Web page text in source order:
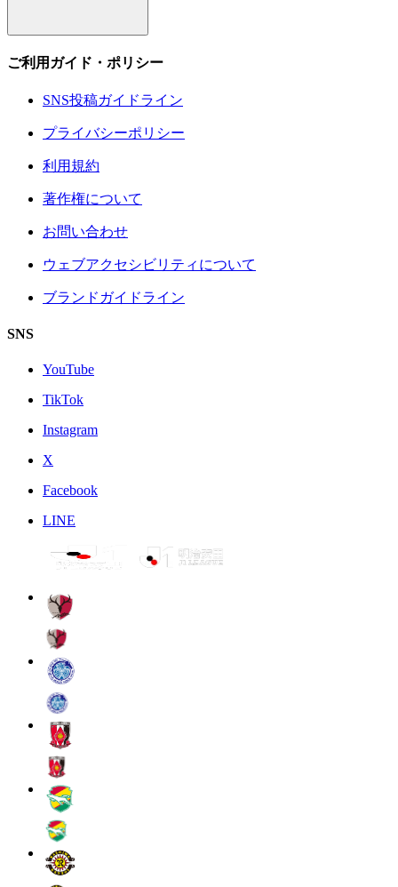
ご利用ガイド・ポリシー
SNS投稿ガイドライン
プライバシーポリシー
利用規約
著作権について
お問い合わせ
ウェブアクセシビリティについて
ブランドガイドライン
SNS
YouTube
TikTok
Instagram
X
Facebook
LINE